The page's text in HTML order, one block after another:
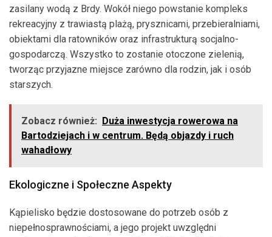
zasilany wodą z Brdy. Wokół niego powstanie kompleks
rekreacyjny z trawiastą plażą, prysznicami, przebieralniami,
obiektami dla ratowników oraz infrastrukturą socjalno-
gospodarczą. Wszystko to zostanie otoczone zielenią,
tworząc przyjazne miejsce zarówno dla rodzin, jak i osób
starszych.
Zobacz również: Duża inwestycja rowerowa na
Bartodziejach i w centrum. Będą objazdy i ruch
wahadłowy
Ekologiczne i Społeczne Aspekty
Kąpielisko będzie dostosowane do potrzeb osób z
niepełnosprawnościami, a jego projekt uwzględni